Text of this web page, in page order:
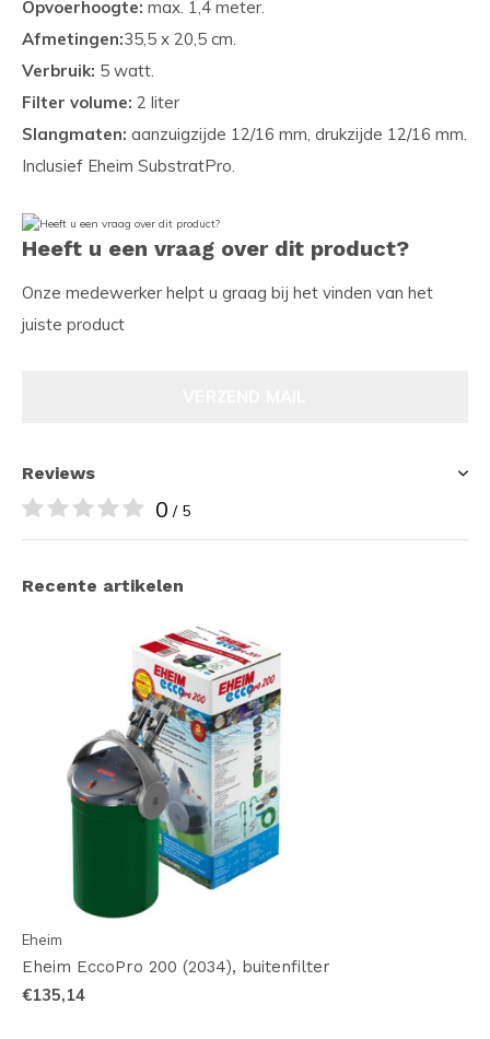
Opvoerhoogte: max. 1,4 meter.
Afmetingen:35,5 x 20,5 cm.
Verbruik: 5 watt.
Filter volume: 2 liter
Slangmaten: aanzuigzijde 12/16 mm, drukzijde 12/16 mm.
Inclusief Eheim SubstratPro.
Heeft u een vraag over dit product?
Onze medewerker helpt u graag bij het vinden van het
juiste product
Reviews
0 / 5
Recente artikelen
Eheim
Eheim EccoPro 200 (2034), buitenfilter
€135,14